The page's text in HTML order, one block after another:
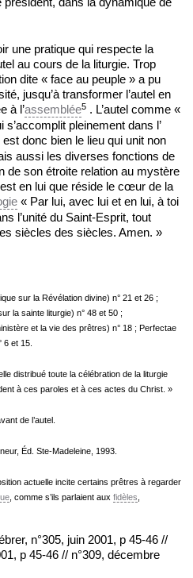
une pratique qui respecte la
au cours de la liturgie. Trop
dite « face au peuple » a pu
jusqu’à transformer l’autel en
à l’assemblée5 . L’autel comme «
s’accomplit pleinement dans l’
donc bien le lieu qui unit non
aussi les diverses fonctions de
de son étroite relation au mystère
en lui que réside le cœur de la
« Par lui, avec lui et en lui, à toi
l’unité du Saint-Esprit, tout
siècles des siècles. Amen. »
sur la Révélation divine) n° 21 et 26 ;
la sainte liturgie) n° 48 et 50 ;
et la vie des prêtres) n° 18 ; Perfectae
et 15.
distribué toute la célébration de la liturgie
à ces paroles et à ces actes du Christ. »
de l’autel.
Éd. Ste-Madeleine, 1993.
actuelle incite certains prêtres à regarder
, comme s’ils parlaient aux fidèles
n°305, juin 2001, p 45-46 //
p 45-46 // n°309, décembre